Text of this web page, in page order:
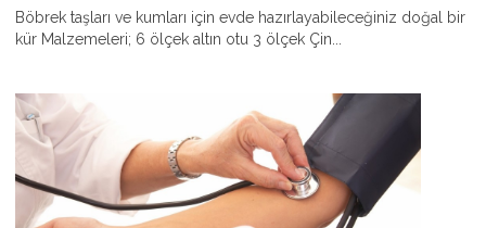
Böbrek taşları ve kumları için evde hazırlayabileceğiniz doğal bir
kür Malzemeleri; 6 ölçek altın otu 3 ölçek Çin...